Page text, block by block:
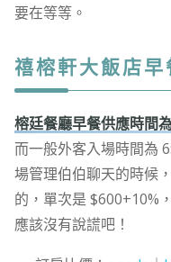
要在等等。
禧榕軒大飯店
榕廷餐廳早餐供應時間
而一般外客入場時間為
場管理伯伯聊天的時候
的，單次是 $600+10%
應該沒有說謊吧！